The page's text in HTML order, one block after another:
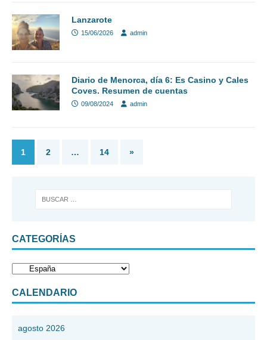
Lanzarote
15/06/2026 admin
Diario de Menorca, día 6: Es Casino y Cales
Coves. Resumen de cuentas
09/08/2024 admin
1 2 … 14 »
CATEGORÍAS
CALENDARIO
agosto 2026